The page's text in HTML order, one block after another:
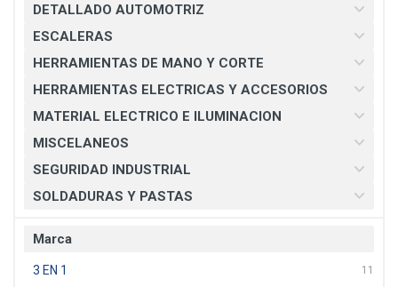
DETALLADO AUTOMOTRIZ
ESCALERAS
HERRAMIENTAS DE MANO Y CORTE
HERRAMIENTAS ELECTRICAS Y ACCESORIOS
MATERIAL ELECTRICO E ILUMINACION
MISCELANEOS
SEGURIDAD INDUSTRIAL
SOLDADURAS Y PASTAS
Marca
3 EN 1 11